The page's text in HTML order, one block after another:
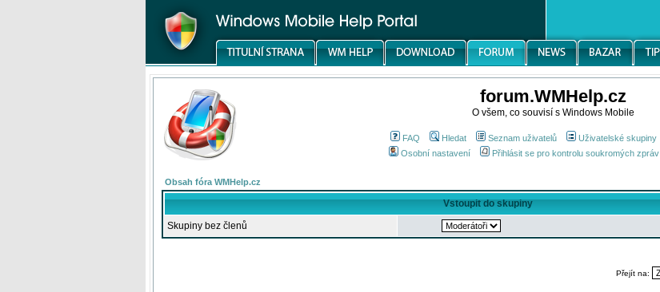
forum.WMHelp.cz
O všem, co souvisí s Windows Mobile
FAQ Hledat Seznam uživatelů Uživatelské skupiny
Osobní nastavení
Přihlásit se pro kontrolu soukromých zpráv
Obsah fóra WMHelp.cz
Vstoupit do skupiny
Skupiny bez členů
Přejít na: